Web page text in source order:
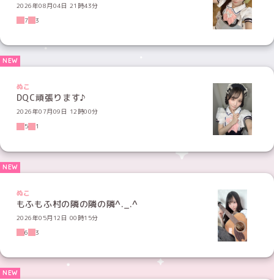
2026年08月04日 21時43分
7
3
ぬこ
DQC頑張ります♪︎
2026年07月09日 12時00分
5
1
ぬこ
もふもふ村の隣の隣の隣^._.^
2026年05月12日 00時15分
6
3